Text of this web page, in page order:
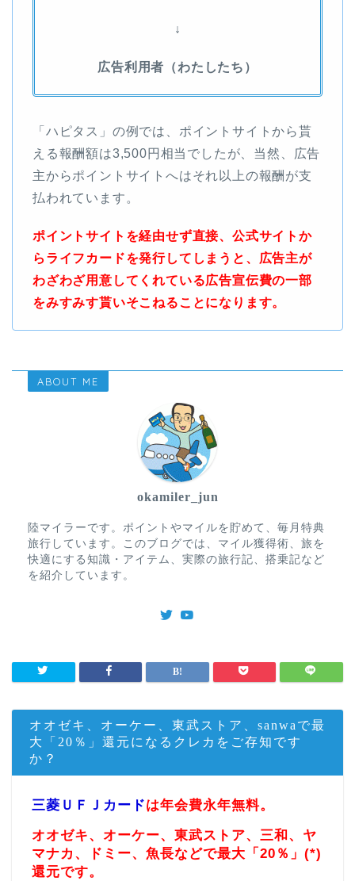
↓
広告利用者（わたしたち）
「ハピタス」の例では、ポイントサイトから貰
える報酬額は3,500円相当でしたが、当然、広告
主からポイントサイトへはそれ以上の報酬が支
払われています。
ポイントサイトを経由せず直接、公式サイトか
らライフカードを発行してしまうと、広告主が
わざわざ用意してくれている広告宣伝費の一部
をみすみす貰いそこねることになります。
ABOUT ME
okamiler_jun
陸マイラーです。ポイントやマイルを貯めて、毎月特典
旅行しています。このブログでは、マイル獲得術、旅を
快適にする知識・アイテム、実際の旅行記、搭乗記など
を紹介しています。
オオゼキ、オーケー、東武ストア、sanwaで最
大「20％」還元になるクレカをご存知です
か？
三菱ＵＦＪカードは年会費永年無料。
オオゼキ、オーケー、東武ストア、三和、ヤ
マナカ、ドミー、魚長などで最大「20％」(*)
還元です。